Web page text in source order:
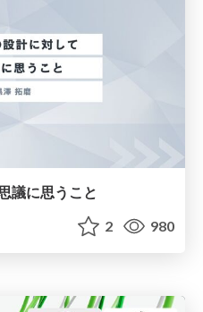
議に思うこと
2 980